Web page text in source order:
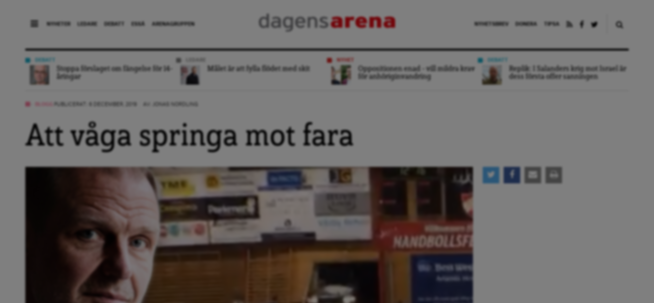
NYHETER LEDARE DEBATT ESSÄ ARENAGRUPPEN NYHETSBREV DONERA TIPSA
Stoppa förslaget om fängelse för 14-
åringar
Målet är att fylla flödet med skit
NYHET
Oppositionen enad – vill mildra krav
för anhöriginvandring
Replik: I Salanders krig mot Israel är
dess första offer sanningen
Att våga springa mot fara